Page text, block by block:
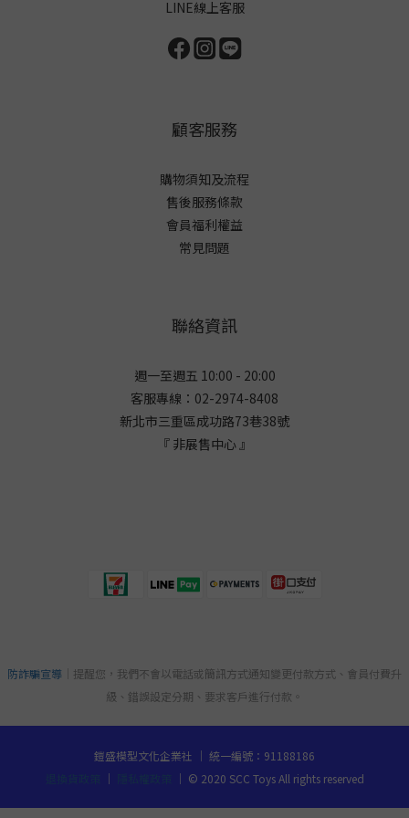
LINE線上客服
顧客服務
購物須知及流程
售後服務條款
會員福利權益
常見問題
聯絡資訊
週一至週五 10:00 - 20:00
客服專線：02-2974-8408
新北市三重區成功路73巷38號
『 非展售中心 』
防詐騙宣導 ｜提醒您，我們不會以電話或簡訊方式通知變更付款方式、會員付費升
級、錯誤設定分期、要求客戶進行付款。
鎧盛模型文化企業社 ｜ 統一編號：91188186
｜ ｜ © 2020 SCC Toys All rights reserved